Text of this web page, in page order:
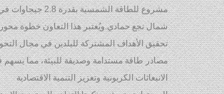
مشروع للطاقة الشمسية بقدرة 2.8 جيجاوات في منطقة
شمال نجع حمادي.ويُعتبر هذا التعاون خطوة محورية في
تحقيق الأهداف المشتركة للبلدين في مجال التحول إلى
مصادر طاقة مستدامة وصديقة للبيئة، مما يسهم في تقليل
الانبعاثات الكربونية وتعزيز التنمية الاقتصادية